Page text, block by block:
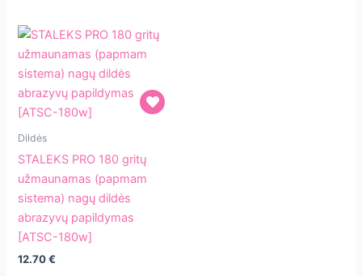
STALEKS
užmaunamas
(papmam
sistema)
nagų
Dildės
STALEKS PRO 180 gritų
užmaunamas (papmam
sistema) nagų dildės
abrazyvų papildymas
[ATSC-180w]
12.70€